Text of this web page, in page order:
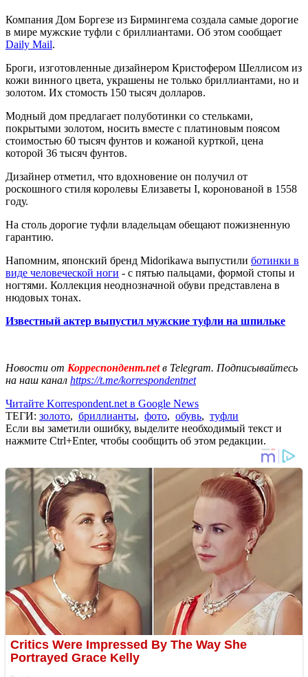
Компания Дом Боргезе из Бирмингема создала самые дорогие
в мире мужские туфли с бриллиантами. Об этом сообщает
Daily Mail.
Броги, изготовленные дизайнером Кристофером Шеллисом из
кожи винного цвета, украшены не только бриллиантами, но и
золотом. Их стомость 150 тысяч долларов.
Модный дом предлагает полуботинки со стельками,
покрытыми золотом, носить вместе с платиновым поясом
стоимостью 60 тысяч фунтов и кожаной курткой, цена
которой 36 тысяч фунтов.
Дизайнер отметил, что вдохновение он получил от
роскошного стиля королевы Елизаветы I, коронованой в 1558
году.
На столь дорогие туфли владельцам обещают пожизненную
гарантию.
Напомним, японский бренд Midorikawa выпустили ботинки в
виде человеческой ноги - с пятью пальцами, формой стопы и
ногтями. Коллекция неоднозначной обуви представлена в
нюдовых тонах.
Известный актер выпустил мужские туфли на шпильке
Новости от Корреспондент.netв Telegram. Подписывайтесь
на наш канал https://t.me/korrespondentnet
Читайте Korrespondent.net в Google News
ТЕГИ: золото, бриллианты, фото, обувь, туфли
Если вы заметили ошибку, выделите необходимый текст и
нажмите Ctrl+Enter, чтобы сообщить об этом редакции.